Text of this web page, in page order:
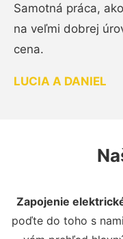
Samotná práca,
na veľmi dobrej
cena.
LUCIA A DANIEL
Zapojenie
poďte do toho s